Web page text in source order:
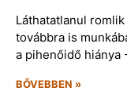
Láthatatlanul
továbbra is
a pihenőidő hiánya
BŐVEBBEN »